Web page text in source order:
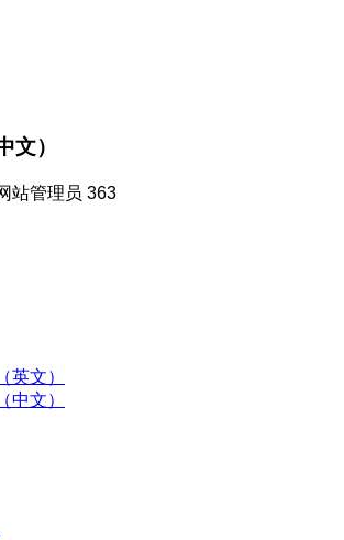
文）
站管理员 363
英文）
中文）